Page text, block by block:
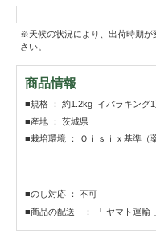
※天候の状況により、出荷時期が
さい。
商品情報
■規格 ： 約1.2kg イバラキング1
■産地 ： 茨城県
■栽培環境 ： Ｏｉｓｉｘ基準（
■のし対応 ： 不可
■商品の配送 ： 「 ヤマト運輸